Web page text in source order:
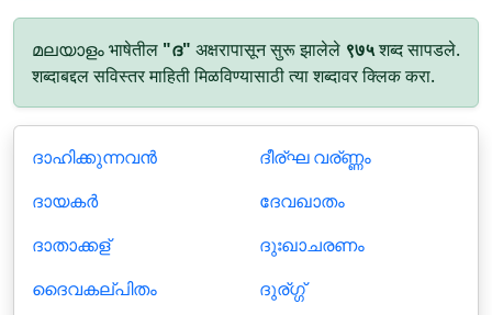
മലയാളം भाषेतील "ദ" अक्षरापासून सुरू झालेले ९७५शब्द सापडले.
शब्दाबद्दल सविस्तर माहिती मिळविण्यासाठी त्या शब्दावर क्लिक करा.
ദാഹിക്കുന്നവൻ
ദായകര്‍
ദാതാക്കള്
ദൈവകല്പിതം
ദീര്ഘ വര്ണ്ണം
ദേവഖാതം
ദുഃഖാചരണം
ദുര്ഗ്ഗ്